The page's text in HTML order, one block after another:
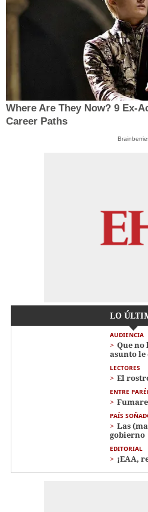
Where Are They Now? 9 Ex-
Career Paths
LO
AUDIENCIA
Que no
asunto
LECTORES
El
ENTRE
PAÍS
Las
gobierno
EDITORIAL
¡EAA,